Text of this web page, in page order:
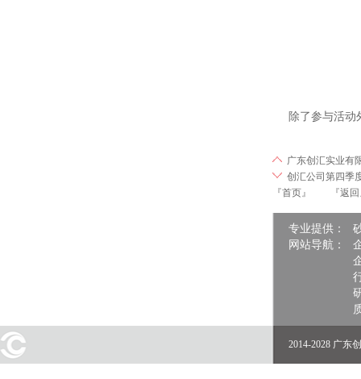
除了参与活动
广东创汇实业有
创汇公司第四季
『首页』
『返
专业提供：
网站导航：
2014-2028 广东